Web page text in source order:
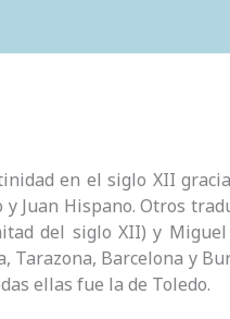
en el siglo XII
Juan Hispano. Otros
del siglo XII) y Miguel
Tarazona, Barcelona y
ellas fue la de Toledo.